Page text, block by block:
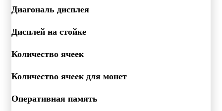
Диагональ дисплея
Дисплей на стойке
Количество ячеек
Количество ячеек для монет
Оперативная память